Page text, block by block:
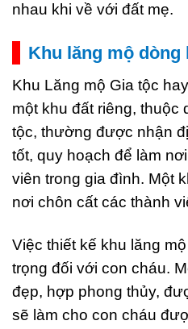
nhau khi về với đất mẹ.
Khu lăng mộ dòng
Khu Lăng mộ Gia tộc
một khu đất riêng, thuộc
tộc, thường được nhận
tốt, quy hoạch để làm
viên trong gia đình. Một
nơi chôn cất các thành
Việc thiết kế khu lăng
trọng đối với con cháu.
đẹp, hợp phong thủy,
sẽ làm cho con cháu